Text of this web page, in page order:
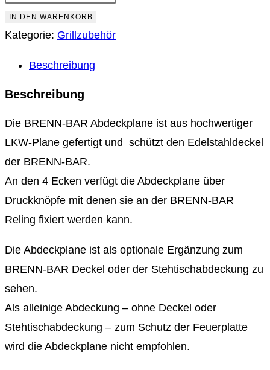
IN DEN WARENKORB
Kategorie: Grillzubehör
Beschreibung
Beschreibung
Die BRENN-BAR Abdeckplane ist aus hochwertiger
LKW-Plane gefertigt und schützt den Edelstahldeckel
der BRENN-BAR.
An den 4 Ecken verfügt die Abdeckplane über
Druckknöpfe mit denen sie an der BRENN-BAR
Reling fixiert werden kann.
Die Abdeckplane ist als optionale Ergänzung zum
BRENN-BAR Deckel oder der Stehtischabdeckung zu
sehen.
Als alleinige Abdeckung – ohne Deckel oder
Stehtischabdeckung – zum Schutz der Feuerplatte
wird die Abdeckplane nicht empfohlen.